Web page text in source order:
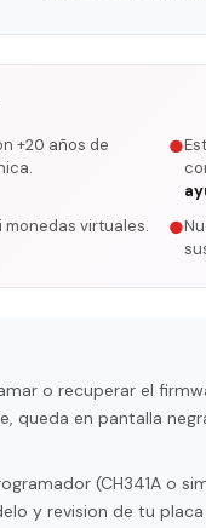
+20 años de
●
monedas virtuales.
●
o recuperar el
queda en pantalla
(CH341A o
y revision de tu